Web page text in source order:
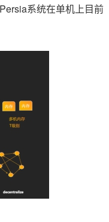
系统在单机上目前